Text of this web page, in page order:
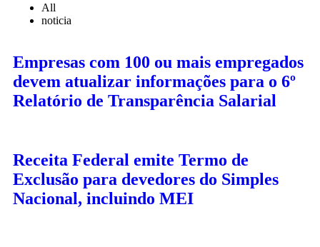
All
noticia
Empresas com 100 ou mais empregados
devem atualizar informações para o 6º
Relatório de Transparência Salarial
Receita Federal emite Termo de
Exclusão para devedores do Simples
Nacional, incluindo MEI